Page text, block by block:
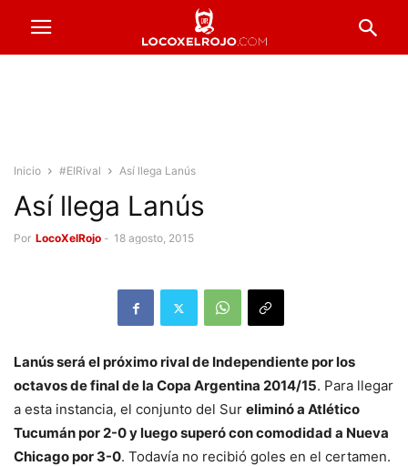
Inicio #ElRival Así llega Lanús
Así llega Lanús
Por LocoXelRojo - 18 agosto, 2015
Lanús será el próximo rival de Independiente por los
octavos de final de la Copa Argentina 2014/15. Para llegar
a esta instancia, el conjunto del Sur eliminó a Atlético
Tucumán por 2-0 y luego superó con comodidad a Nueva
Chicago por 3-0. Todavía no recibió goles en el certamen.